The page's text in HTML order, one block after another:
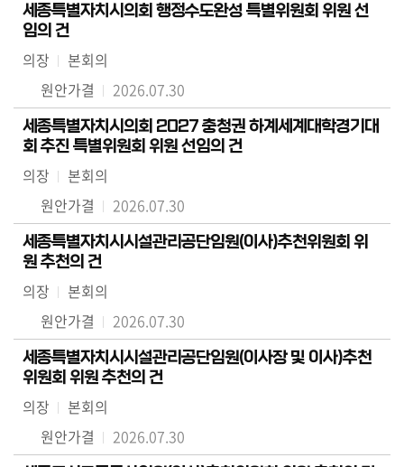
세종특별자치시의회 행정수도완성 특별위원회 위원 선
임의 건
의장
본회의
원안가결
2026.07.30
세종특별자치시의회 2027 충청권 하계세계대학경기대
회 추진 특별위원회 위원 선임의 건
의장
본회의
원안가결
2026.07.30
세종특별자치시시설관리공단임원(이사)추천위원회 위
원 추천의 건
의장
본회의
원안가결
2026.07.30
세종특별자치시시설관리공단임원(이사장 및 이사)추천
위원회 위원 추천의 건
의장
본회의
원안가결
2026.07.30